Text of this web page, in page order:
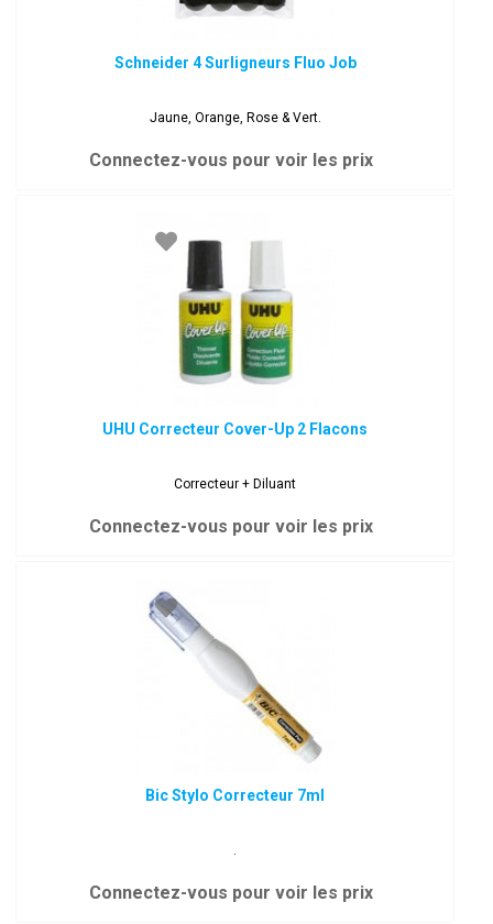
Schneider 4 Surligneurs Fluo Job
Jaune, Orange, Rose & Vert.
Connectez-vous pour voir les prix
UHU Correcteur Cover-Up 2 Flacons
Correcteur + Diluant
Connectez-vous pour voir les prix
Bic Stylo Correcteur 7ml
.
Connectez-vous pour voir les prix